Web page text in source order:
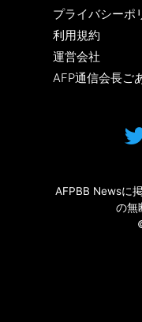
プライバシーポ
利用規約
運営会社
AFP通信会長ご
AFPBB Newsに
の無